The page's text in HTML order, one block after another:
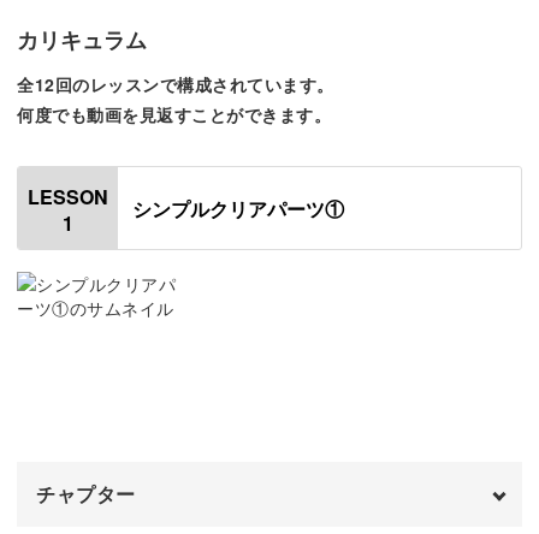
そんな不安をもつ方でも取り組みやすいよう、シンプルな
パーツ作りからはじめます。
クリアなベースにブリオンをのせたパーツは工程が少ない
ものの、レジンアクセサリー作りの基本の流れがしっかり
とマスターできますよ♪
カリキュラム
全12回のレッスンで構成されています。
何度でも動画を見返すことができます。
LESSON
1
シンプルクリアパーツ①
チャプター